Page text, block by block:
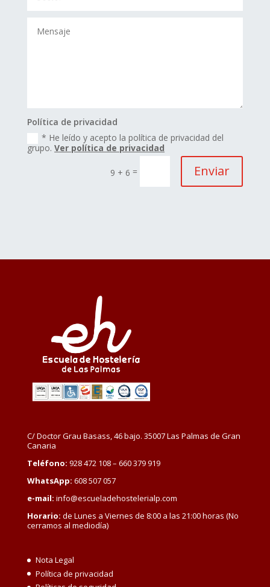
Política de privacidad
* He leído y acepto la política de privacidad del
grupo.Ver política de privacidad
9 + 6 = Enviar
C/ Doctor Grau Basass, 46 bajo. 35007 Las Palmas de Gran
Canaria
Teléfono: 928 472 108 – 660 379 919
WhatsApp: 608 507 057
e-mail: info@escueladehostelerialp.com
Horario: de Lunes a Viernes de 8:00 a las 21:00 horas (No
cerramos al mediodía)
Nota Legal
Política de privacidad